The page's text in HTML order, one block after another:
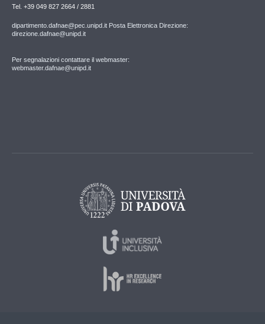
Tel. +39 049 827 2664 / 2881
dipartimento.dafnae@pec.unipd.it Posta Elettronica Direzione:
direzione.dafnae@unipd.it
Per segnalazioni contattare il webmaster:
webmaster.dafnae@unipd.it